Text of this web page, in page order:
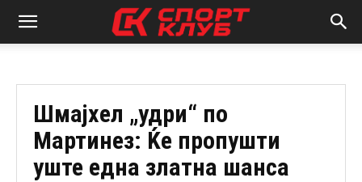
Шмајхел „удри“ по
Мартинез: Ќе пропушти
уште една златна шанса